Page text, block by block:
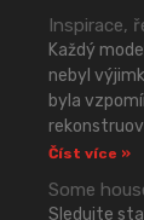
Inspirace,
Každý
nebyl
byla
Číst více »
Some
Sledujte